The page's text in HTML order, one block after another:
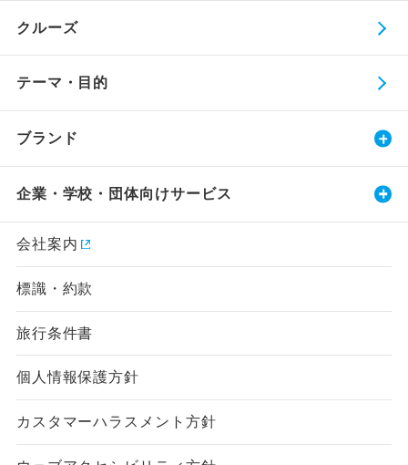
クルーズ
テーマ・目的
ブランド
企業・学校・団体向けサービス
会社案内
標識・約款
旅行条件書
個人情報保護方針
カスタマーハラスメント方針